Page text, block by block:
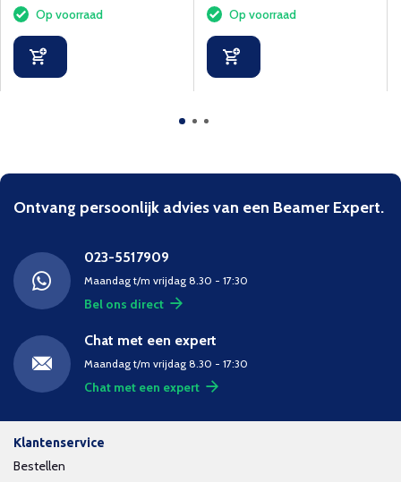
Op voorraad Op voorraad
Ontvang persoonlijk advies van een Beamer Expert.
023-5517909
Maandag t/m vrijdag 8.30 - 17:30
Bel ons direct
Chat met een expert
Maandag t/m vrijdag 8.30 - 17:30
Chat met een expert
Klantenservice
Bestellen